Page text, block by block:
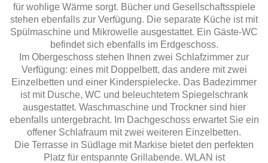
für wohlige Wärme sorgt. Bücher und Gesellschaftsspiele
stehen ebenfalls zur Verfügung. Die separate Küche ist mit
Spülmaschine und Mikrowelle ausgestattet. Ein Gäste-WC
befindet sich ebenfalls im Erdgeschoss.
Im Obergeschoss stehen Ihnen zwei Schlafzimmer zur
Verfügung: eines mit Doppelbett, das andere mit zwei
Einzelbetten und einer Kinderspielecke. Das Badezimmer
ist mit Dusche, WC und beleuchtetem Spiegelschrank
ausgestattet. Waschmaschine und Trockner sind hier
ebenfalls untergebracht. Im Dachgeschoss erwartet Sie ein
offener Schlafraum mit zwei weiteren Einzelbetten.
Die Terrasse in Südlage mit Markise bietet den perfekten
Platz für entspannte Grillabende. WLAN ist